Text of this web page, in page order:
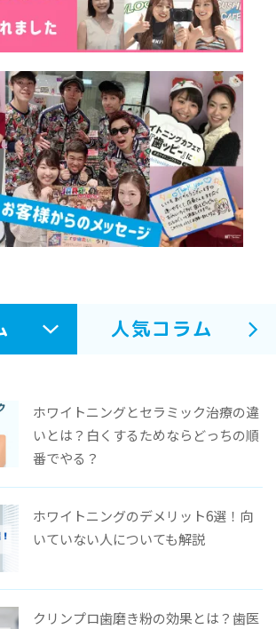
人気コラム
ホワイトニングとセラミック治療の違
いとは？白くするためならどっちの順
番でやる？
ホワイトニングのデメリット6選！向
いていない人についても解説
クリンプロ歯磨き粉の効果とは？歯医